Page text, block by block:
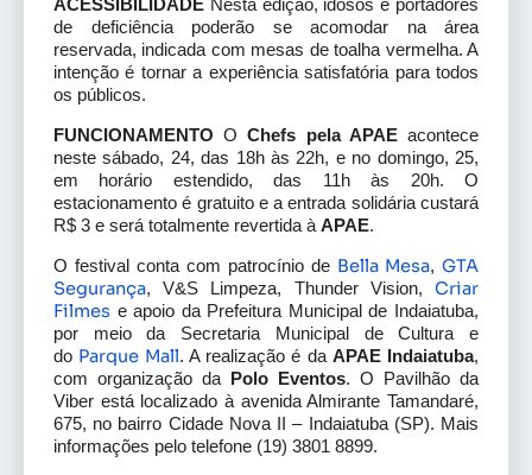
ACESSIBILIDADE Nesta edição, idosos e portadores
de deficiência poderão se acomodar na área
reservada, indicada com mesas de toalha vermelha. A
intenção é tornar a experiência satisfatória para todos
os públicos.
FUNCIONAMENTO OChefs pela APAEacontece
neste sábado, 24, das 18h às 22h, e no domingo, 25,
em horário estendido, das 11h às 20h. O
estacionamento é gratuito e a entrada solidária custará
R$ 3 e será totalmente revertida à APAE.
O festival conta com patrocínio de Bella Mesa, GTA
Segurança, V&S Limpeza, Thunder Vision, Criar
Filmes e apoio da Prefeitura Municipal de Indaiatuba,
por meio da Secretaria Municipal de Cultura e
do Parque Mall. A realização é da APAE Indaiatuba,
com organização da
Polo Eventos. O Pavilhão da
Viber está localizado à avenida Almirante Tamandaré,
675, no bairro Cidade Nova II – Indaiatuba (SP). Mais
informações pelo telefone (19) 3801 8899.